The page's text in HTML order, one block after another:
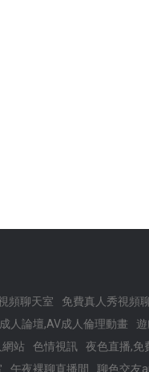
頻聊天室 免費真人秀視頻
成人論壇,AV成人倫理動畫
網站
色情視訊 夜色直播,免
午夜裸聊直播間 聊色交友